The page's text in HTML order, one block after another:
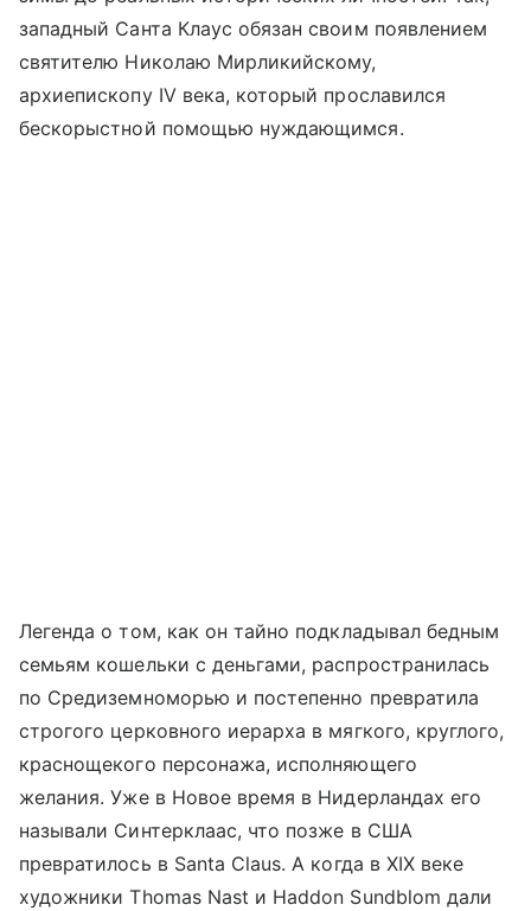
западный Санта Клаус обязан своим появлением
святителю Николаю Мирликийскому,
архиепископу IV века, который прославился
бескорыстной помощью нуждающимся.
Легенда о том, как он тайно подкладывал бедным
семьям кошельки с деньгами, распространилась
по Средиземноморью и постепенно превратила
строгого церковного иерарха в мягкого, круглого,
краснощекого персонажа, исполняющего
желания. Уже в Новое время в Нидерландах его
называли Синтерклаас, что позже в США
превратилось в Santa Claus. А когда в XIX веке
художники Thomas Nast и Haddon Sundblom дали